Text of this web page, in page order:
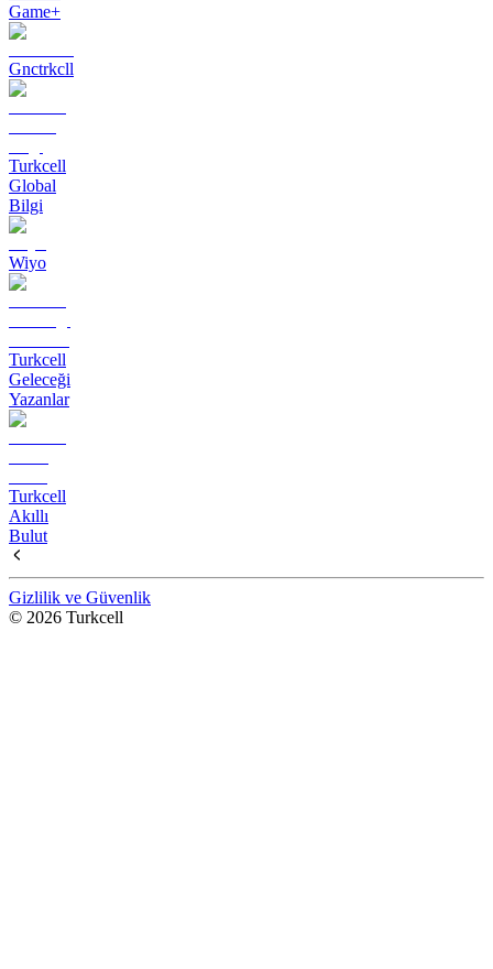
Game+
Gnctrkcll
Turkcell
Global
Bilgi
Wiyo
Turkcell
Geleceği
Yazanlar
Turkcell
Akıllı
Bulut
Gizlilik ve Güvenlik
© 2026 Turkcell